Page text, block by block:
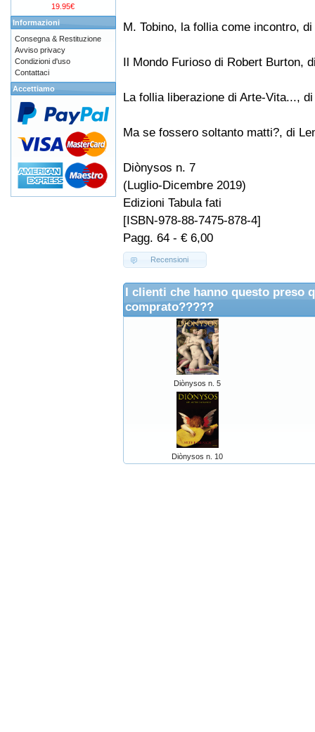
M. Tobino, la follia come incontro,
Il Mondo Furioso di Robert Burton,
La follia liberazione di Arte-Vita...,
Ma se fossero soltanto matti?, di
Diònysos n. 7
(Luglio-Dicembre 2019)
Edizioni Tabula fati
[ISBN-978-88-7475-878-4]
Pagg. 64 - € 6,00
Recensioni
I clienti che hanno questo preso
comprato?????
Diònysos n. 5
Diònysos n. 10
19.95€
Informazioni
Consegna & Restituzione
Avviso privacy
Condizioni d'uso
Contattaci
Accettiamo